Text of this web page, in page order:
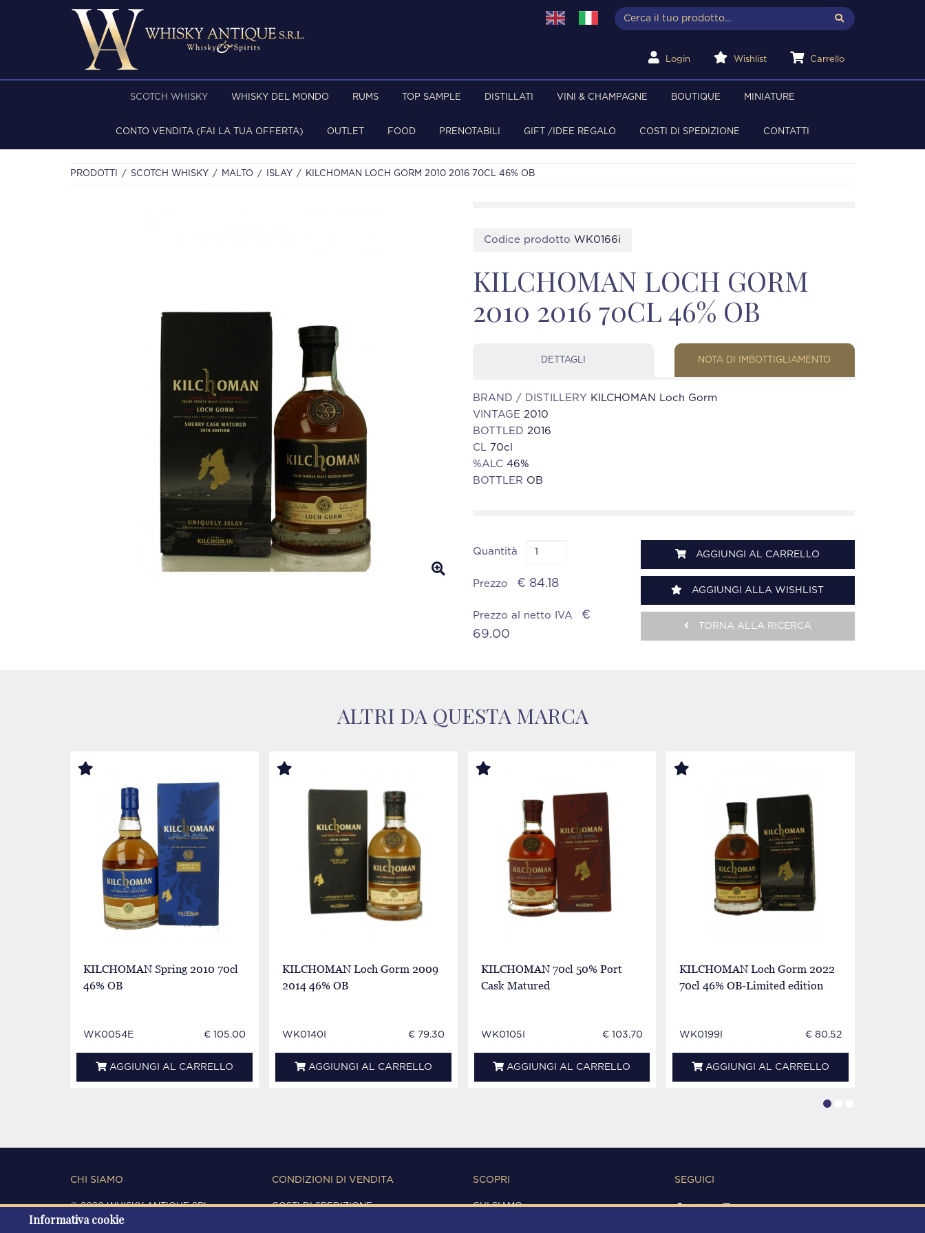
Login Wishlist Carrello
SCOTCH WHISKY WHISKY DEL MONDO RUMS TOP SAMPLE DISTILLATI VINI & CHAMPAGNE BOUTIQUE MINIATURE
CONTO VENDITA (FAI LA TUA OFFERTA) OUTLET FOOD PRENOTABILI GIFT /IDEE REGALO COSTI DI SPEDIZIONE CONTATTI
PRODOTTI SCOTCH WHISKY MALTO ISLAY KILCHOMAN LOCH GORM 2010 2016 70CL 46% OB
Codice prodotto WK0166i
KILCHOMAN LOCH GORM
2010 2016 70CL 46% OB
DETTAGLI NOTA DI IMBOTTIGLIAMENTO
BRAND / DISTILLERY KILCHOMAN Loch Gorm
VINTAGE 2010
BOTTLED 2016
CL 70cl
%ALC 46%
BOTTLER OB
Quantità
Prezzo € 84.18
Prezzo al netto IVA
€
69.00
AGGIUNGI AL CARRELLO
AGGIUNGI ALLA WISHLIST
TORNA ALLA RICERCA
ALTRI DA QUESTA MARCA
KILCHOMAN Spring 2010 70cl
46% OB
WK0054E € 105.00
AGGIUNGI AL CARRELLO
KILCHOMAN Loch Gorm 2009
2014 46% OB
WK0140I € 79.30
AGGIUNGI AL CARRELLO
KILCHOMAN 70cl 50% Port
Cask Matured
WK0105I € 103.70
AGGIUNGI AL CARRELLO
KILCHOMAN Loch Gorm 2022
70cl 46% OB-Limited edition
WK0199I € 80.52
AGGIUNGI AL CARRELLO
CHI SIAMO
© 2020 WHISKY ANTIQUE SRL
C.F. / P.IVA 03266720360
CONDIZIONI DI VENDITA
COSTI DI SPEDIZIONE
SCOPRI
CHI SIAMO
SEGUICI
Informativa cookie